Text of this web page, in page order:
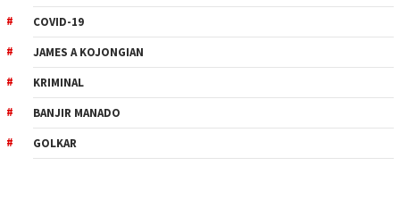
COVID-19
JAMES A KOJONGIAN
KRIMINAL
BANJIR MANADO
GOLKAR